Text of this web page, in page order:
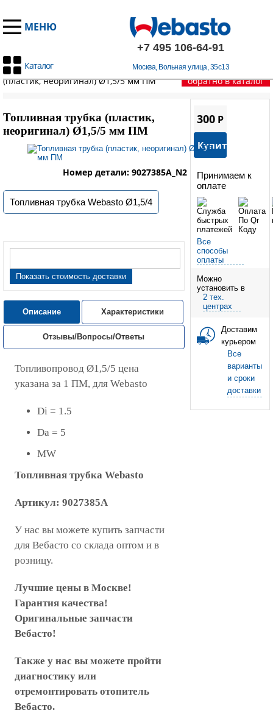
МЕНЮ
+7 495 106-64-91
Москва, Вольная улица, 35с13
Каталог
Главная / Запчасти Вебасто Thermo Top C/ Топливная трубка
(пластик, неоригинал) Ø1,5/5 мм ПМ
обратно в каталог
Принимаем к
оплате
Все
способы
оплаты
Можно
установить в
2 тех.
центрах
Доставим
курьером
Все
варианты
и сроки
доставки
300P
Купить
Топливная трубка (пластик,
неоригинал) Ø1,5/5 мм ПМ
Номер детали: 9027385A_N2
Топливная трубка Webasto Ø1,5/4
Показать стоимость доставки
Описание Характеристики
Отзывы/Вопросы/Ответы
Топливопровод Ø1,5/5 цена
указана за 1 ПМ, для Webasto
Di = 1.5
Da = 5
MW
Топливная трубка Webasto
Артикул: 9027385A
У нас вы можете купить запчасти
для Вебасто со склада оптом и в
розницу.
Лучшие цены в Москве!
Гарантия качества!
Оригинальные запчасти
Вебасто!
Также у нас вы можете пройти
диагностику или
отремонтировать отопитель
Вебасто.